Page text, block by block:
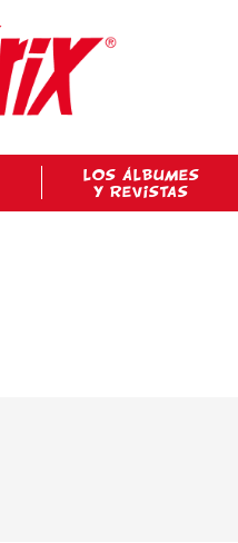
LOS ÁLBUMES
Y REVISTAS